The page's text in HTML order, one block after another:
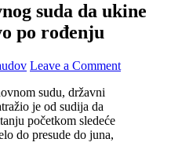
suda da ukine
po rođenju
Leave a Comment
sudu, državni
je od sudija da
početkom sledeće
do presude do juna,